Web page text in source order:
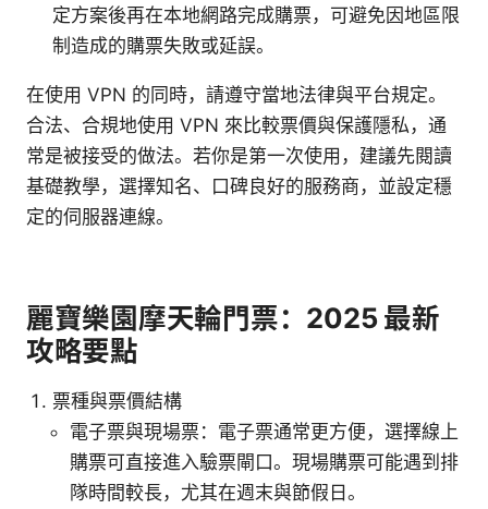
定方案後再在本地網路完成購票，可避免因地區限
制造成的購票失敗或延誤。
在使用 VPN 的同時，請遵守當地法律與平台規定。
合法、合規地使用 VPN 來比較票價與保護隱私，通
常是被接受的做法。若你是第一次使用，建議先閱讀
基礎教學，選擇知名、口碑良好的服務商，並設定穩
定的伺服器連線。
麗寶樂園摩天輪門票：2025 最新
攻略要點
票種與票價結構
電子票與現場票：電子票通常更方便，選擇線上
購票可直接進入驗票閘口。現場購票可能遇到排
隊時間較長，尤其在週末與節假日。